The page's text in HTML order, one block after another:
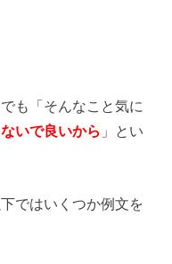
も「そんなこと気に
いで良いから 」とい
ではいくつか例文を